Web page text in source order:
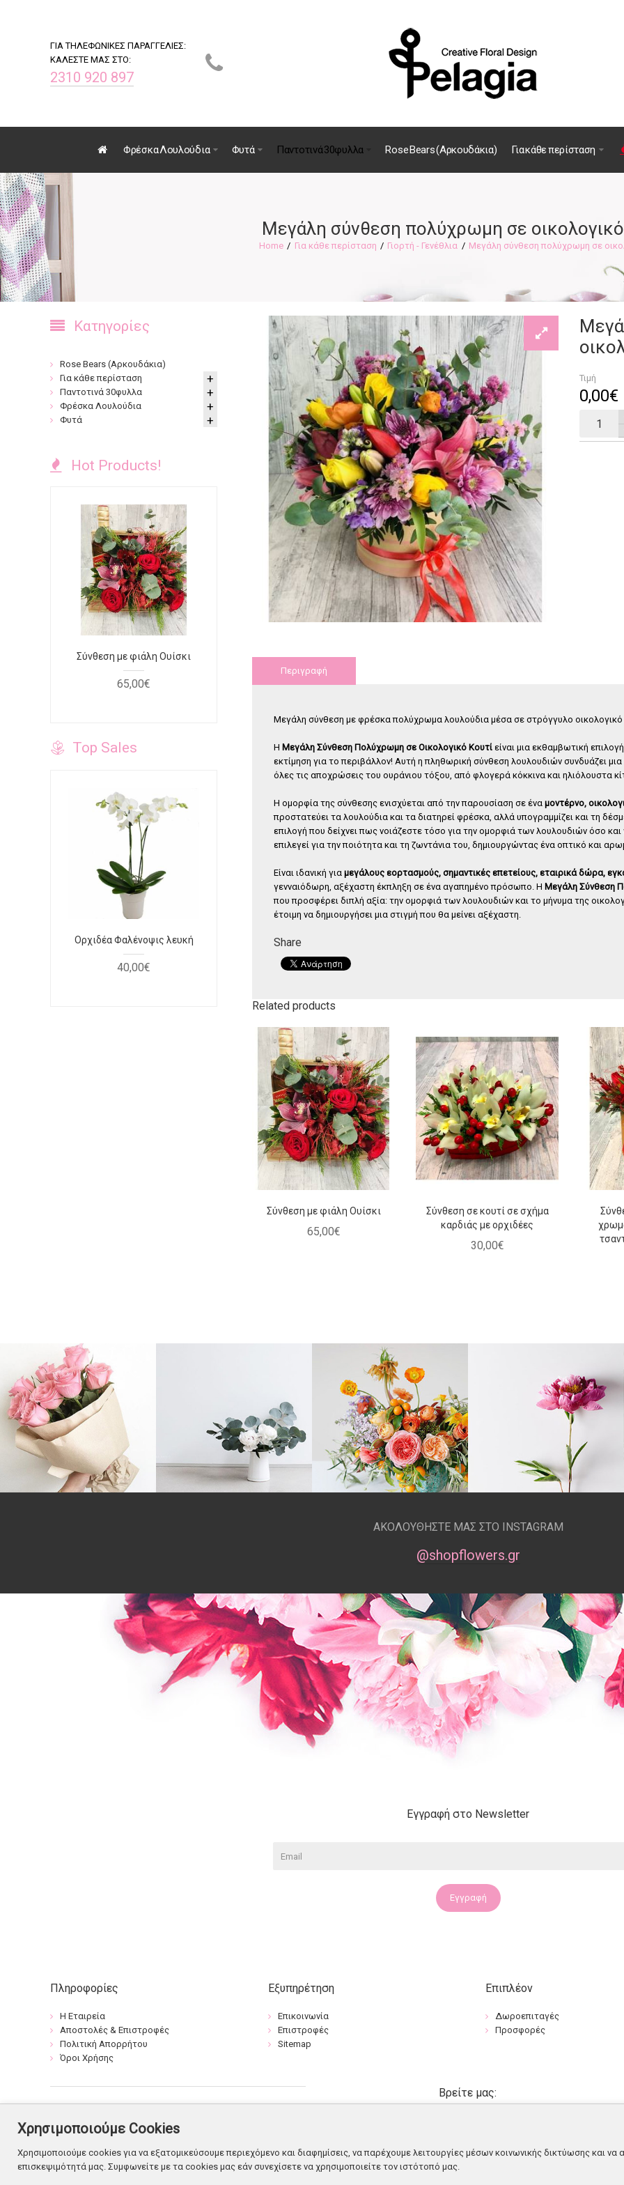
ΓΙΑ ΤΗΛΕΦΩΝΙΚΕΣ ΠΑΡΑΓΓΕΛΙΕΣ:
ΚΑΛΕΣΤΕ ΜΑΣ ΣΤΟ:
2310 920 897
Φρέσκα Λουλούδια Φυτά Παντοτινά 30φυλλα Rose Bears (Αρκουδάκια) Για κάθε περίσταση
Μεγάλη σύνθεση πολύχρωμη σε οικολογικό
Για κάθε περίσταση Γιορτή - Γενέθλια Μεγάλη σύνθεση πολύχρωμη σε
Τιμή
0,00€
Περιγραφή
Μεγάλη σύνθεση με φρέσκα πολύχρωμα λουλούδια μέσα σε στρόγγυλο οικολογικό
Η Μεγάλη Σύνθεση Πολύχρωμη σε Οικολογικό Κουτί είναι μια εκθαμβωτική
εκτίμηση για το περιβάλλον! Αυτή η πληθωρική σύνθεση λουλουδιών συνδυάζει μια
όλες τις αποχρώσεις του ουράνιου τόξου, από φλογερά κόκκινα και ηλιόλουστα
Η ομορφία της σύνθεσης ενισχύεται από την παρουσίαση σε ένα μοντέρνο,
προστατεύει τα λουλούδια και τα διατηρεί φρέσκα, αλλά υπογραμμίζει και τη
επιλογή που δείχνει πως νοιάζεστε τόσο για την ομορφιά των λουλουδιών όσο
επιλεγεί για την ποιότητα και τη ζωντάνια του, δημιουργώντας ένα οπτικό και
Είναι ιδανική για μεγάλους εορτασμούς, σημαντικές επετείους, εταιρικά δώρα,
γενναιόδωρη, αξέχαστη έκπληξη σε ένα αγαπημένο πρόσωπο. Η Μεγάλη Σύνθεση
που προσφέρει διπλή αξία: την ομορφιά των λουλουδιών και το μήνυμα της
έτοιμη να δημιουργήσει μια στιγμή που θα μείνει αξέχαστη.
Share
Related products
Σύνθεση με φιάλη Ουίσκι
65,00€
Σύνθεση σε κουτί σε σχήμα
καρδιάς με ορχιδέες
30,00€
Κατηγορίες
Rose Bears (Αρκουδάκια)
Για κάθε περίσταση
Παντοτινά 30φυλλα
Φρέσκα Λουλούδια
Φυτά
Hot Products!
Σύνθεση με φιάλη Ουίσκι
65,00€
Τριαντάφυλλο forever
κόκκινο κουτί 4 τεμάχια
Top Sales
Ορχιδέα Φαλένοψις λευκή
40,00€
Μπουκέτο πορτοκαλί-
ΑΚΟΛΟΥΘΗΣΤΕ ΜΑΣ ΣΤΟ INSTAGRAM
@shopflowers.gr
Εγγραφή στο Newsletter
Εγγραφή
Πληροφορίες
Η Εταιρεία
Αποστολές & Επιστροφές
Πολιτική Απορρήτου
Όροι Χρήσης
Εξυπηρέτηση
Επικοινωνία
Επιστροφές
Sitemap
Επιπλέον
Δωροεπιταγές
Προσφορές
Βρείτε μας:
Χρησιμοποιούμε Cookies
Χρησιμοποιούμε cookies για να εξατομικεύσουμε περιεχόμενο και διαφημίσεις, να παρέχουμε λειτουργίες μέσων κοινωνικής δικτύωσης και να
επισκεψιμότητά μας. Συμφωνείτε με τα cookies μας εάν συνεχίσετε να χρησιμοποιείτε τον ιστότοπό μας.